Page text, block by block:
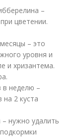
–
цветении.
– это
уровня и
и хризантема.
в неделю –
2 куста
нужно удалить